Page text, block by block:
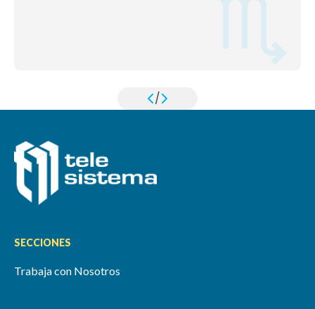
/
SECCIONES
Trabaja con Nosotros